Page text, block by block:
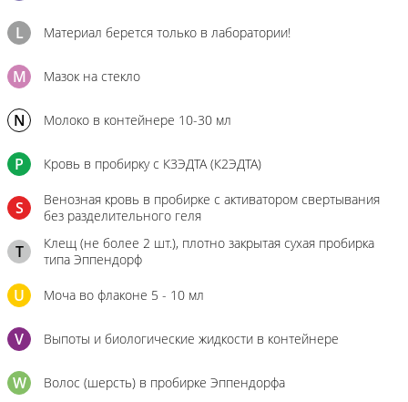
L Материал берется только в лаборатории!
M Мазок на стекло
N Молоко в контейнере 10-30 мл
P Кровь в пробирку с К3ЭДТА (К2ЭДТА)
S
Венозная кровь в пробирке с активатором свертывания
без разделительного геля
T
Клещ (не более 2 шт.), плотно закрытая сухая пробирка
типа Эппендорф
U Моча во флаконе 5 - 10 мл
V Выпоты и биологические жидкости в контейнере
W Волос (шерсть) в пробирке Эппендорфа